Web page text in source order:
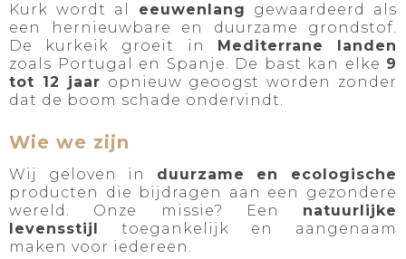
Kurk wordt al eeuwenlang gewaardeerd als
een hernieuwbare en duurzame grondstof.
De kurkeik groeit in
Mediterrane landen
zoals Portugal en Spanje. De bast kan elke 9
tot 12 jaar opnieuw geoogst worden zonder
dat de boom schade ondervindt.
Wie we zijn
Wij geloven in duurzame en ecologische
producten die bijdragen aan een gezondere
wereld. Onze missie? Een natuurlijke
levensstijl
toegankelijk en aangenaam
maken voor iedereen.